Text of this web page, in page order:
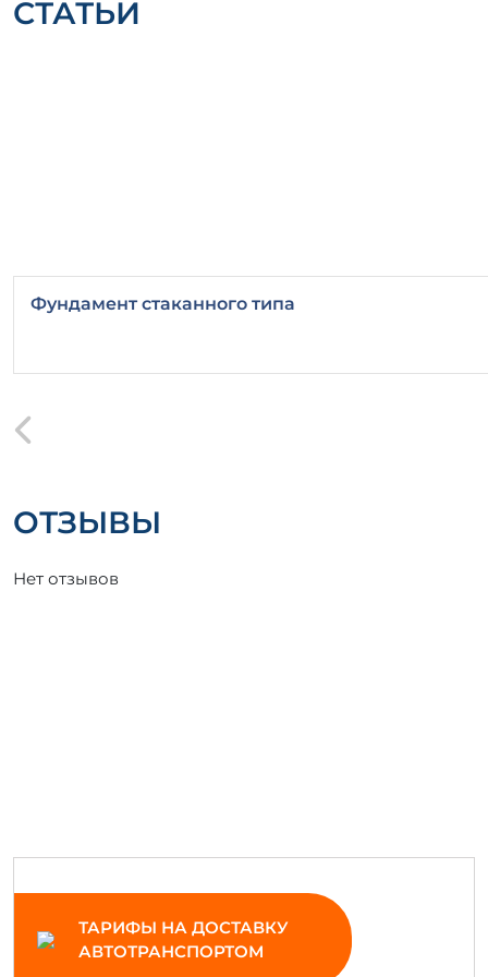
СТАТЬИ
Фундамент стаканного типа
ОТЗЫВЫ
Нет отзывов
ТАРИФЫ НА ДОСТАВКУ
АВТОТРАНСПОРТОМ